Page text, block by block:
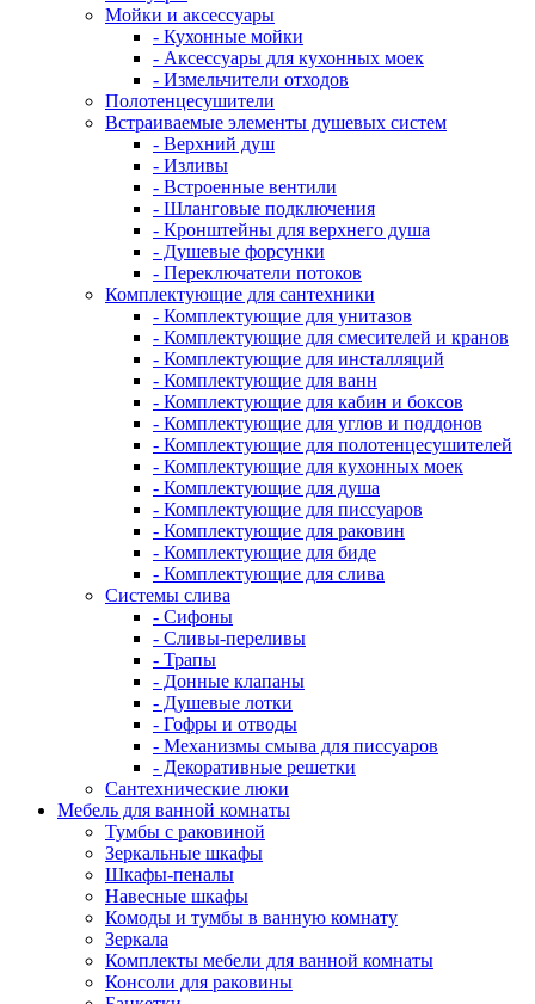
Мойки и аксессуары
- Кухонные мойки
- Аксессуары для кухонных моек
- Измельчители отходов
Полотенцесушители
Встраиваемые элементы душевых систем
- Верхний душ
- Изливы
- Встроенные вентили
- Шланговые подключения
- Кронштейны для верхнего душа
- Душевые форсунки
- Переключатели потоков
Комплектующие для сантехники
- Комплектующие для унитазов
- Комплектующие для смесителей и кранов
- Комплектующие для инсталляций
- Комплектующие для ванн
- Комплектующие для кабин и боксов
- Комплектующие для углов и поддонов
- Комплектующие для полотенцесушителей
- Комплектующие для кухонных моек
- Комплектующие для душа
- Комплектующие для писсуаров
- Комплектующие для раковин
- Комплектующие для биде
- Комплектующие для слива
Системы слива
- Сифоны
- Сливы-переливы
- Трапы
- Донные клапаны
- Душевые лотки
- Гофры и отводы
- Механизмы смыва для писсуаров
- Декоративные решетки
Сантехнические люки
Мебель для ванной комнаты
Тумбы с раковиной
Зеркальные шкафы
Шкафы-пеналы
Навесные шкафы
Комоды и тумбы в ванную комнату
Зеркала
Комплекты мебели для ванной комнаты
Консоли для раковины